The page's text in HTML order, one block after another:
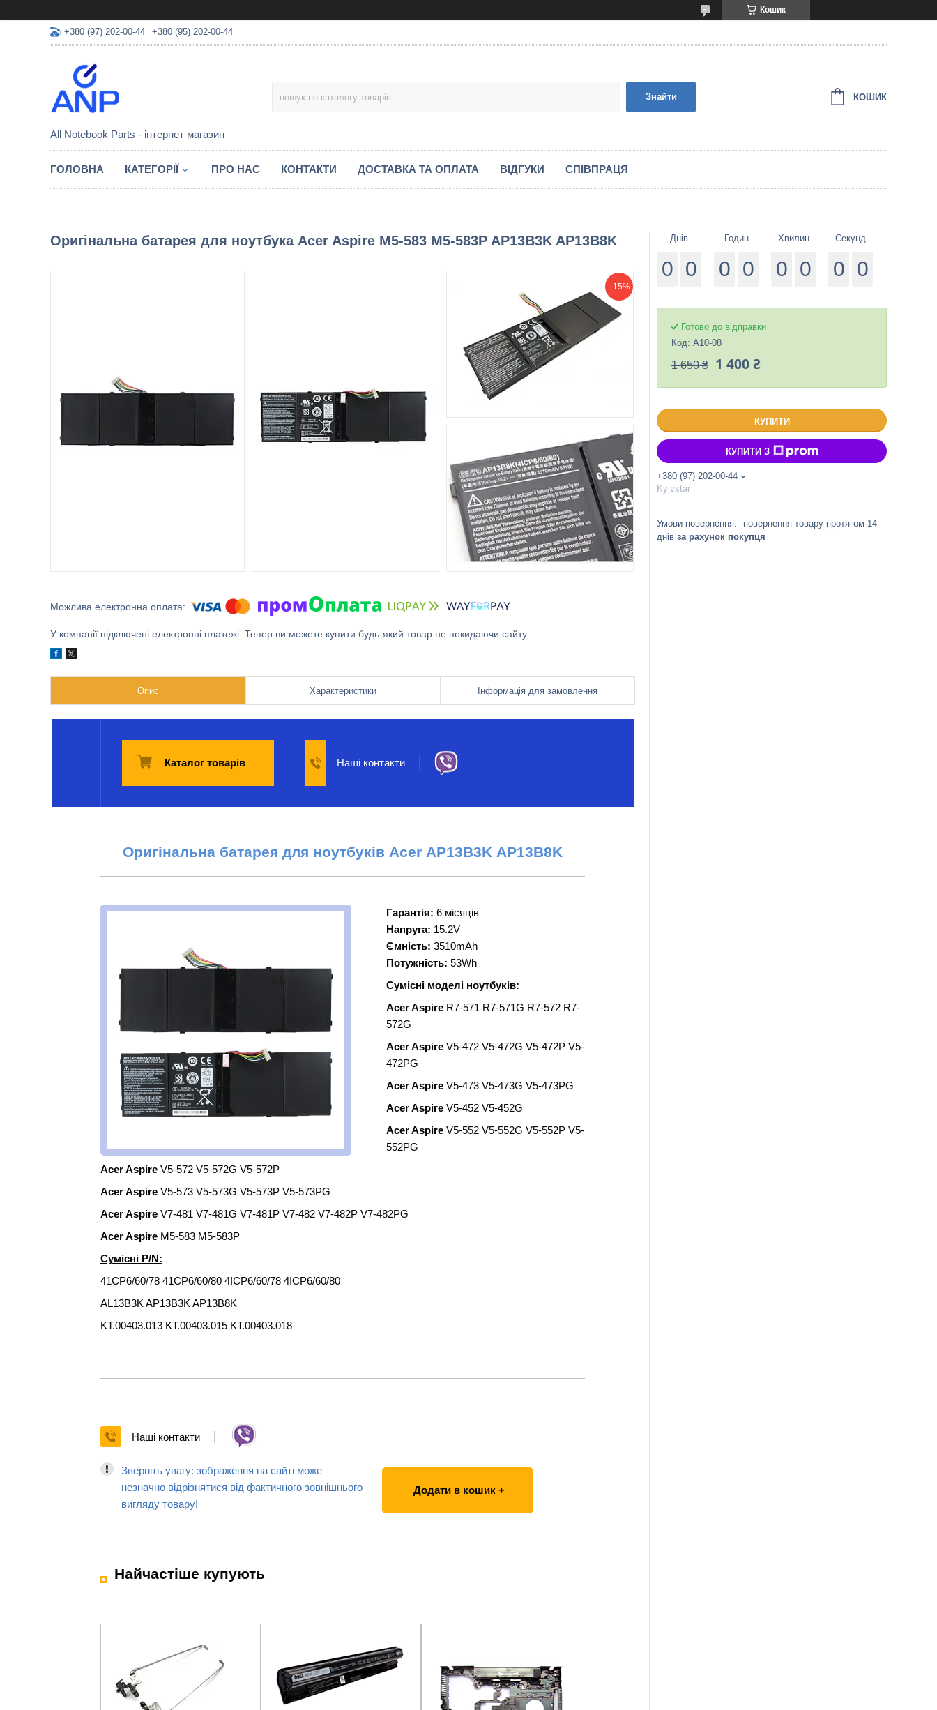
Кошик
+380 (97) 202-00-44 +380 (95) 202-00-44
All Notebook Parts - інтернет магазин
Знайти КОШИК
ГОЛОВНА КАТЕГОРІЇ ПРО НАС КОНТАКТИ ДОСТАВКА ТА ОПЛАТА ВІДГУКИ СПІВПРАЦЯ
Оригінальна батарея для ноутбука Acer Aspire M5-583 M5-583P AP13B3K AP13B8K
–15%
У компанії підключені електронні платежі. Тепер ви можете купити будь-який товар не покидаючи сайту.
Опис Характеристики Інформація для замовлення
Каталог товарів Наші контакти
Оригінальна батарея для ноутбуків Acer AP13B3K AP13B8K
Гарантія: 6 місяців
Напруга: 15.2V
Ємність: 3510mAh
Потужність: 53Wh
Сумісні моделі ноутбуків:
Acer Aspire R7-571 R7-571G R7-572 R7-
572G
Acer Aspire V5-472 V5-472G V5-472P V5-
472PG
Acer Aspire V5-473 V5-473G V5-473PG
Acer Aspire V5-452 V5-452G
Acer Aspire V5-552 V5-552G V5-552P V5-
552PG
Acer Aspire V5-572 V5-572G V5-572P
Acer Aspire V5-573 V5-573G V5-573P V5-573PG
Acer Aspire V7-481 V7-481G V7-481P V7-482 V7-482P V7-482PG
Acer Aspire M5-583 M5-583P
Сумісні P/N:
41CP6/60/78 41CP6/60/80 4ICP6/60/78 4ICP6/60/80
AL13B3K AP13B3K AP13B8K
KT.00403.013 KT.00403.015 KT.00403.018
Наші контакти
Зверніть увагу: зображення на сайті може
незначно відрізнятися від фактичного зовнішнього
вигляду товару!
Додати в кошик +
Найчастіше купують
Днів
0 0
Годин
0 0
Хвилин
0 0
Секунд
0 0
Готово до відправки
Код: A10-08
1 650 ₴ 1 400 ₴
КУПИТИ
КУПИТИ З
+380 (97) 202-00-44
Kyivstar
повернення товару протягом 14
днів за рахунок покупця